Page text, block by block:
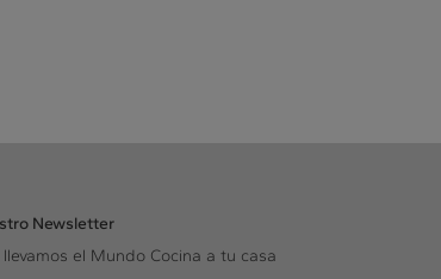
Newsletter
el Mundo Cocina a tu casa